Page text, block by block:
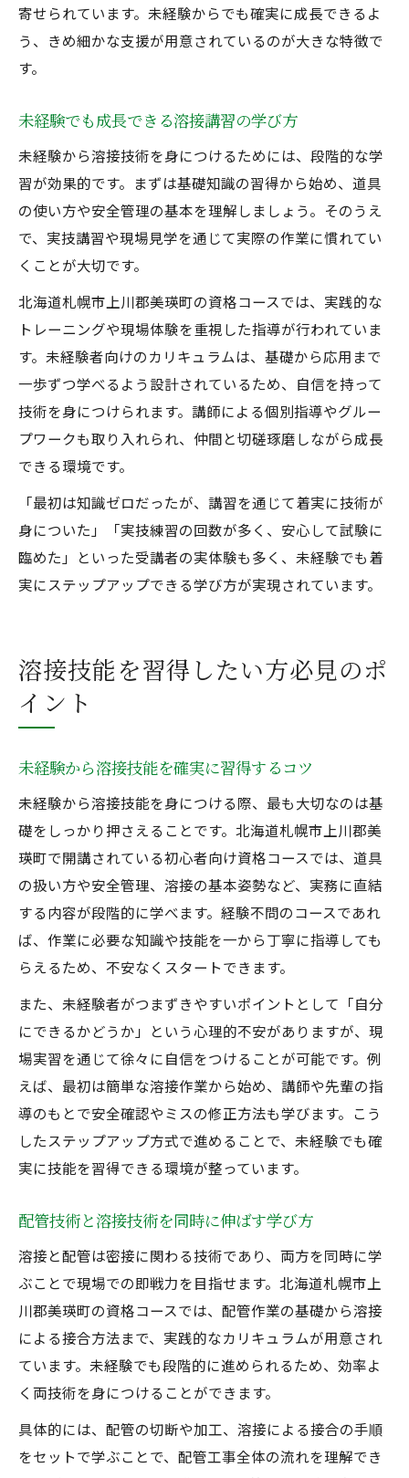
寄せられています。未経験からでも確実に成長できるよ
う、きめ細かな支援が用意されているのが大きな特徴で
す。
未経験でも成長できる溶接講習の学び方
未経験から溶接技術を身につけるためには、段階的な学
習が効果的です。まずは基礎知識の習得から始め、道具
の使い方や安全管理の基本を理解しましょう。そのうえ
で、実技講習や現場見学を通じて実際の作業に慣れてい
くことが大切です。
北海道札幌市上川郡美瑛町の資格コースでは、実践的な
トレーニングや現場体験を重視した指導が行われていま
す。未経験者向けのカリキュラムは、基礎から応用まで
一歩ずつ学べるよう設計されているため、自信を持って
技術を身につけられます。講師による個別指導やグルー
プワークも取り入れられ、仲間と切磋琢磨しながら成長
できる環境です。
「最初は知識ゼロだったが、講習を通じて着実に技術が
身についた」「実技練習の回数が多く、安心して試験に
臨めた」といった受講者の実体験も多く、未経験でも着
実にステップアップできる学び方が実現されています。
溶接技能を習得したい方必見のポ
イント
未経験から溶接技能を確実に習得するコツ
未経験から溶接技能を身につける際、最も大切なのは基
礎をしっかり押さえることです。北海道札幌市上川郡美
瑛町で開講されている初心者向け資格コースでは、道具
の扱い方や安全管理、溶接の基本姿勢など、実務に直結
する内容が段階的に学べます。経験不問のコースであれ
ば、作業に必要な知識や技能を一から丁寧に指導しても
らえるため、不安なくスタートできます。
また、未経験者がつまずきやすいポイントとして「自分
にできるかどうか」という心理的不安がありますが、現
場実習を通じて徐々に自信をつけることが可能です。例
えば、最初は簡単な溶接作業から始め、講師や先輩の指
導のもとで安全確認やミスの修正方法も学びます。こう
したステップアップ方式で進めることで、未経験でも確
実に技能を習得できる環境が整っています。
配管技術と溶接技術を同時に伸ばす学び方
溶接と配管は密接に関わる技術であり、両方を同時に学
ぶことで現場での即戦力を目指せます。北海道札幌市上
川郡美瑛町の資格コースでは、配管作業の基礎から溶接
による接合方法まで、実践的なカリキュラムが用意され
ています。未経験でも段階的に進められるため、効率よ
く両技術を身につけることができます。
具体的には、配管の切断や加工、溶接による接合の手順
をセットで学ぶことで、配管工事全体の流れを理解でき